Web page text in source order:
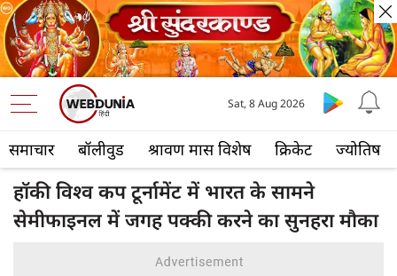
समाचार बॉलीवुड श्रावण मास विशेष क्रिकेट ज्योतिष
Sat, 8 Aug 2026
हॉकी विश्व कप टूर्नामेंट में भारत के सामने
सेमीफाइनल में जगह पक्की करने का सुनहरा मौका